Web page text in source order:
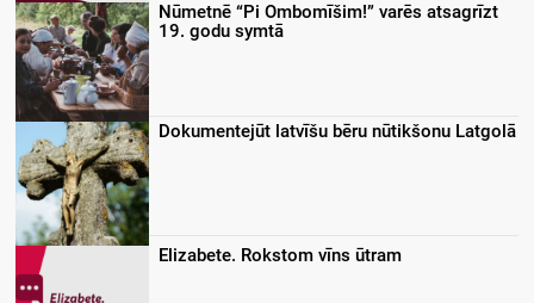
Nūmetnē “Pi Ombomīšim!” varēs atsagrīzt
19. godu symtā
Dokumentejūt latvīšu bēru nūtikšonu Latgolā
Elizabete. Rokstom vīns ūtram